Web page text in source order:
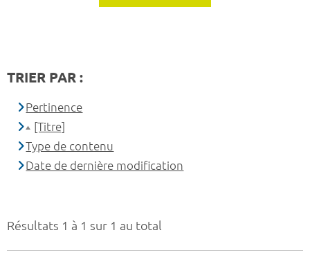
Résultats 1 à 1 sur 1 au total
TRIER PAR :
Pertinence
[Titre]
Type de contenu
Date de dernière modification